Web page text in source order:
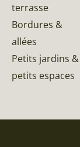
terrasse
Bordures &
allées
Petits jardins &
petits espaces